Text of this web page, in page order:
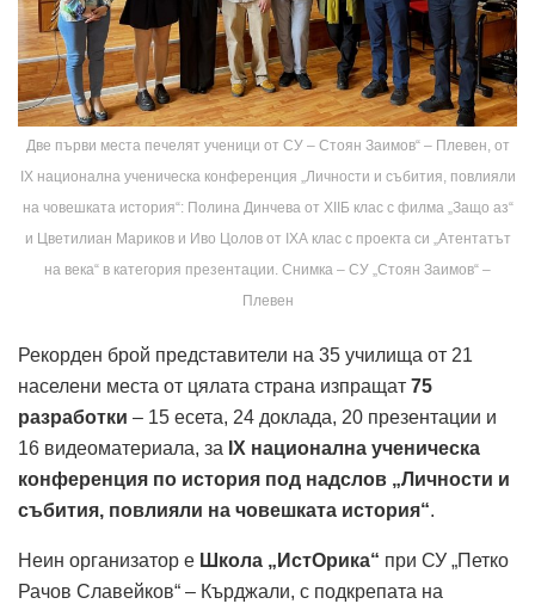
Две първи места печелят ученици от СУ – Стоян Заимов“ – Плевен, от
IX национална ученическа конференция „Личности и събития, повлияли
на човешката история“: Полина Динчева от XIIБ клас с филма „Защо аз“
и Цветилиан Мариков и Иво Цолов от IXА клас с проекта си „Атентатът
на века“ в категория презентации. Снимка – СУ „Стоян Заимов“ –
Плевен
Рекорден брой представители на 35 училища от 21
населени места от цялата страна изпращат 75
разработки – 15 есета, 24 доклада, 20 презентации и
16 видеоматериала, за IX национална ученическа
конференция по история под надслов „Личности и
събития, повлияли на човешката история“.
Неин организатор е Школа „ИстОрика“ при СУ „Петко
Рачов Славейков“ – Кърджали, с подкрепата на